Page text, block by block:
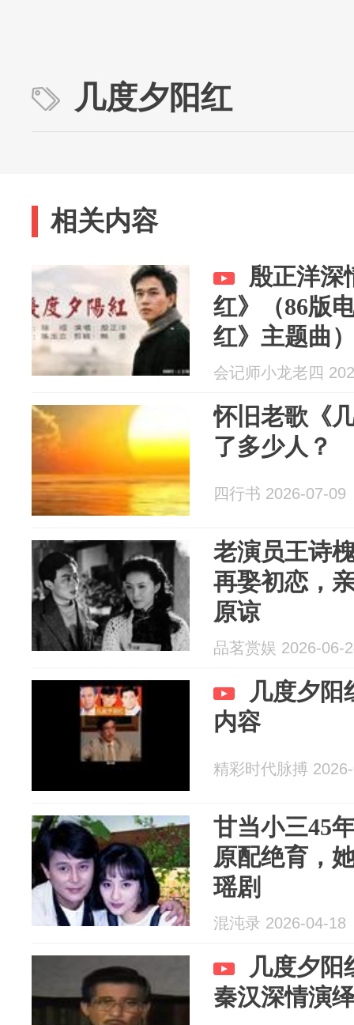
几度夕阳红
相关内容
殷正洋深
红》（86版
红》主题曲
会记师小龙老四
怀旧老歌《
了多少人？
四行书 2026-07-09
老演员王诗
再娶初恋，
原谅
品茗赏娱 2026-06-
几度夕阳
内容
精彩时代脉搏
甘当小三45
原配绝育，
瑶剧
混沌录 2026-04-18
几度夕阳
秦汉深情演